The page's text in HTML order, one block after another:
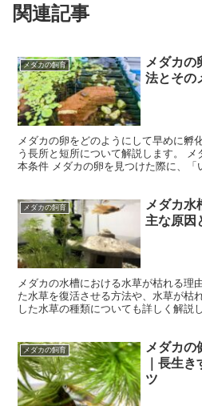
関連記事
メダカの飼育
メダカの
法とその
メダカの卵をどのようにして早めに孵
う長所と短所について解説します。
本条件 メダカの卵を見つけた際に、「
メダカの飼育
メダカ水
主な原因
メダカの水槽における水草が枯れる理
た水草を復活させる方法や、水草が枯
した水草の種類についても詳しく解説
メダカの飼育
メダカの
｜長生
ツ